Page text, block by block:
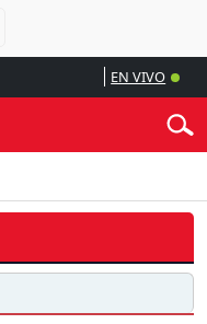
EN VIVO